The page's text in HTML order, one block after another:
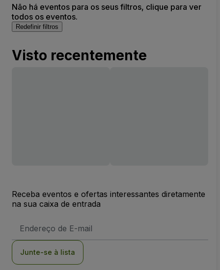
Não há eventos para os seus filtros, clique para ver
todos os eventos.
Redefinir filtros
Visto recentemente
Receba eventos e ofertas interessantes diretamente
na sua caixa de entrada
de
Junte-se à lista